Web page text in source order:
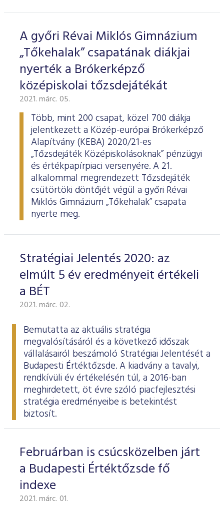
A győri Révai Miklós Gimnázium
„Tőkehalak” csapatának diákjai
nyerték a Brókerképző
középiskolai tőzsdejátékát
2021. márc. 05.
Több, mint 200 csapat, közel 700 diákja
jelentkezett a Közép-európai Brókerképző
Alapítvány (KEBA) 2020/21-es
„Tőzsdejáték Középiskolásoknak” pénzügyi
és értékpapírpiaci versenyére. A 21.
alkalommal megrendezett Tőzsdejáték
csütörtöki döntőjét végül a győri Révai
Miklós Gimnázium „Tőkehalak” csapata
nyerte meg.
Stratégiai Jelentés 2020: az
elmúlt 5 év eredményeit értékeli
a BÉT
2021. márc. 02.
Bemutatta az aktuális stratégia
megvalósításáról és a következő időszak
vállalásairól beszámoló Stratégiai Jelentését a
Budapesti Értéktőzsde. A kiadvány a tavalyi,
rendkívüli év értékelésén túl, a 2016-ban
meghirdetett, öt évre szóló piacfejlesztési
stratégia eredményeibe is betekintést
biztosít.
Februárban is csúcsközelben járt
a Budapesti Értéktőzsde fő
indexe
2021. márc. 01.